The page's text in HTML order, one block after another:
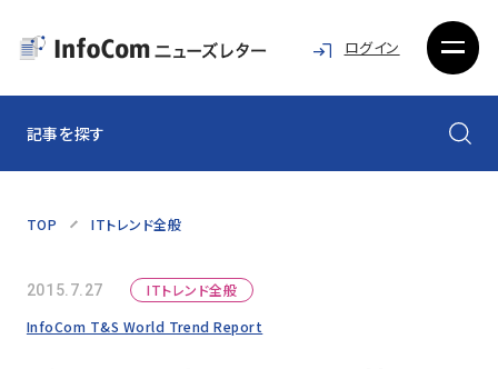
ログイン
記事を探す
TOP ITトレンド全般
2015.7.27
ITトレンド全般
InfoCom T&S World Trend Report